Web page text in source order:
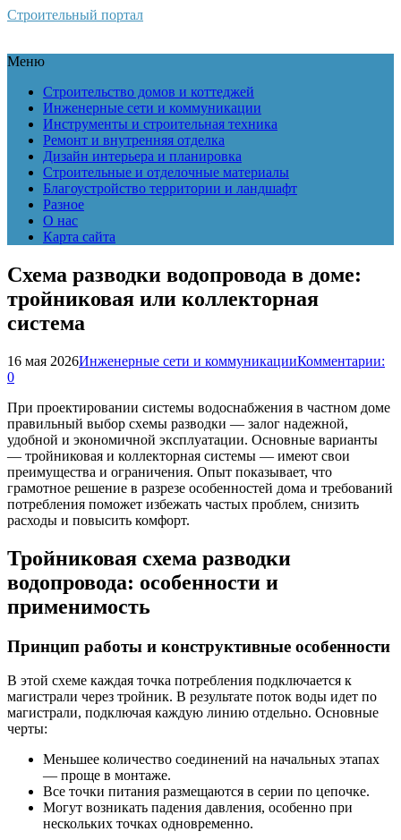
Строительный портал
Меню
Строительство домов и коттеджей
Инженерные сети и коммуникации
Инструменты и строительная техника
Ремонт и внутренняя отделка
Дизайн интерьера и планировка
Строительные и отделочные материалы
Благоустройство территории и ландшафт
Разное
О нас
Карта сайта
Схема разводки водопровода в доме:
тройниковая или коллекторная
система
16 мая 2026Инженерные сети и коммуникацииКомментарии:
0
При проектировании системы водоснабжения в частном доме
правильный выбор схемы разводки — залог надежной,
удобной и экономичной эксплуатации. Основные варианты
— тройниковая и коллекторная системы — имеют свои
преимущества и ограничения. Опыт показывает, что
грамотное решение в разрезе особенностей дома и требований
потребления поможет избежать частых проблем, снизить
расходы и повысить комфорт.
Тройниковая схема разводки
водопровода: особенности и
применимость
Принцип работы и конструктивные особенности
В этой схеме каждая точка потребления подключается к
магистрали через тройник. В результате поток воды идет по
магистрали, подключая каждую линию отдельно. Основные
черты:
Меньшее количество соединений на начальных этапах
— проще в монтаже.
Все точки питания размещаются в серии по цепочке.
Могут возникать падения давления, особенно при
нескольких точках одновременно.